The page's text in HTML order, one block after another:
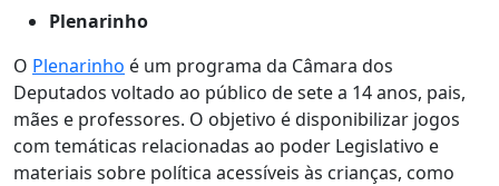
Plenarinho
O Plenarinho é um programa da Câmara dos
Deputados voltado ao público de sete a 14 anos, pais,
mães e professores. O objetivo é disponibilizar jogos
com temáticas relacionadas ao poder Legislativo e
materiais sobre política acessíveis às crianças, como